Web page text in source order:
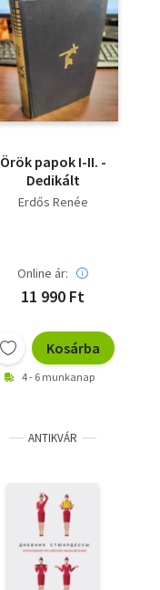
Örök papok I-II. -
Dedikált
Erdős Renée
Online ár:
11 990 Ft
Kosárba
4 - 6 munkanap
ANTIKVÁR